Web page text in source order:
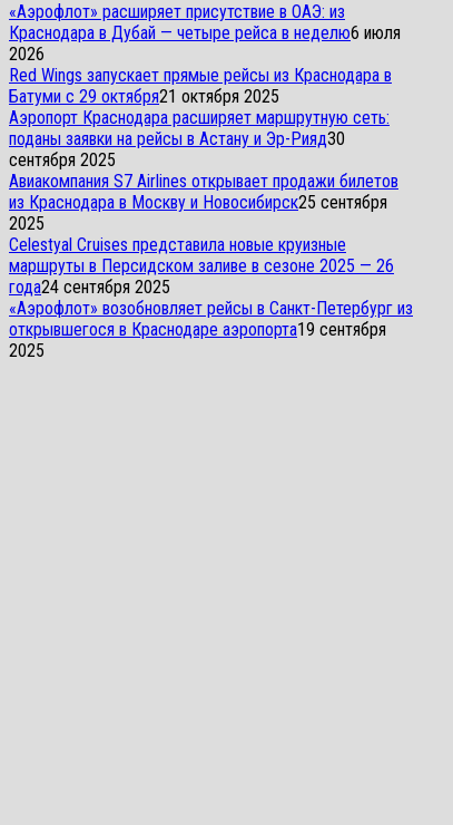
«Аэрофлот» расширяет присутствие в ОАЭ: из
Краснодара в Дубай — четыре рейса в неделю6 июля
2026
Red Wings запускает прямые рейсы из Краснодара в
Батуми с 29 октября21 октября 2025
Аэропорт Краснодара расширяет маршрутную сеть:
поданы заявки на рейсы в Астану и Эр-Рияд30
сентября 2025
Авиакомпания S7 Airlines открывает продажи билетов
из Краснодара в Москву и Новосибирск25 сентября
2025
Celestyal Cruises представила новые круизные
маршруты в Персидском заливе в сезоне 2025 — 26
года24 сентября 2025
«Аэрофлот» возобновляет рейсы в Санкт-Петербург из
открывшегося в Краснодаре аэропорта19 сентября
2025